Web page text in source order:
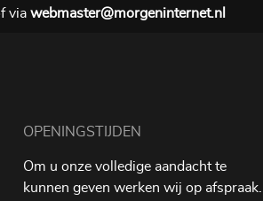
via webmaster@morgeninternet.nl
OPENINGSTIJDEN
Om u onze volledige aandacht te
kunnen geven werken wij op afspraak.